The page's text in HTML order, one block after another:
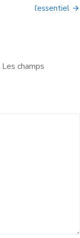
l’essentiel
Les champs